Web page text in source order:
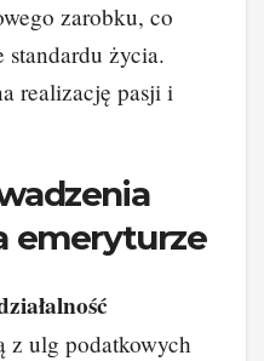
zarobku, co
standardu życia.
realizację pasji i
emeryturze
z ulg podatkowych